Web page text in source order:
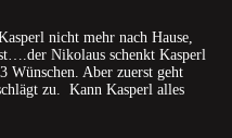
nicht mehr nach Hause,
Nikolaus schenkt Kasperl
Wünschen. Aber zuerst geht
zu. Kann Kasperl alles